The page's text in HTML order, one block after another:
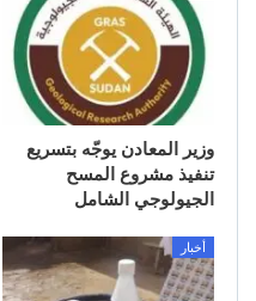
وزير المعادن يوجّه بتسريع
تنفيذ مشروع المسح
الجيولوجي الشامل
أخبار